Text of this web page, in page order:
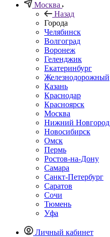
Москва
Назад
Города
Челябинск
Волгоград
Воронеж
Геленджик
Екатеринбург
Железнодорожный
Казань
Краснодар
Красноярск
Москва
Нижний Новгород
Новосибирск
Омск
Пермь
Ростов-на-Дону
Самара
Санкт-Петербург
Саратов
Сочи
Тюмень
Уфа
Личный кабинет